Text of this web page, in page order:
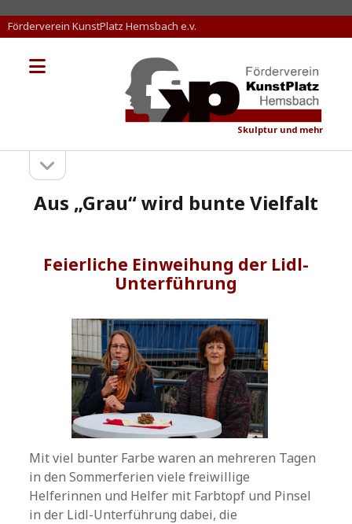
Förderverein KunstPlatz Hemsbach e.v.
Skulptur und mehr
Menü
Sidebaröffnen
Aus „Grau“ wird bunte Vielfalt
Feierliche Einweihung der Lidl-
Unterführung
Mit viel bunter Farbe waren an mehreren Tagen
in den Sommerferien viele freiwillige
Helferinnen und Helfer mit Farbtopf und Pinsel
in der Lidl-Unterführung dabei, die